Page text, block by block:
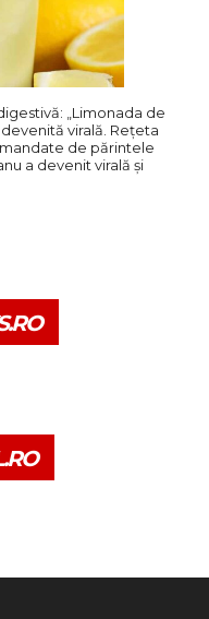
„Limonada de
virală. Rețeta
de părintele
a devenit virală și